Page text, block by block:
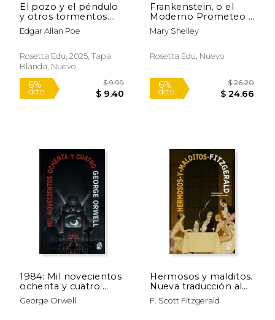
El pozo y el péndulo
y otros tormentos.
Nueva traducción al
español
Edgar Allan Poe
Rosetta Edu, 2025, Tapa
Blanda, Nuevo
dcto. $ 9.40
Frankenstein, o el
Moderno Prometeo -
Frankenstein; Or, the
Modern Prometheus:
Bilingüe - Bilingual
Mary Shelley
Rosetta Edu, Nuevo
6%
dcto.
1984: Mil novecientos
ochenta y cuatro.
Nueva traducción al
español
George Orwell
Hermosos y malditos.
Nueva traducción al
español
F. Scott Fitzgerald